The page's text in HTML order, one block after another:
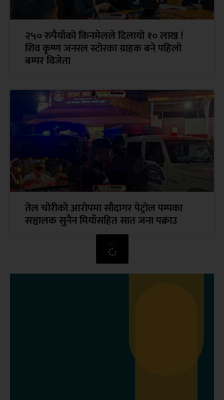
२५० रुपैयाँको किनमेलले दिलायो १० लाख !
शिव कृष्ण जनरल स्टोरका ग्राहक बने पहिलो
बम्पर विजेता
तेल चोरीको आरोपमा सौदागर पेट्रोल पम्पका
सञ्चालक सुनैन मियाँसहित सात जना पक्राउ